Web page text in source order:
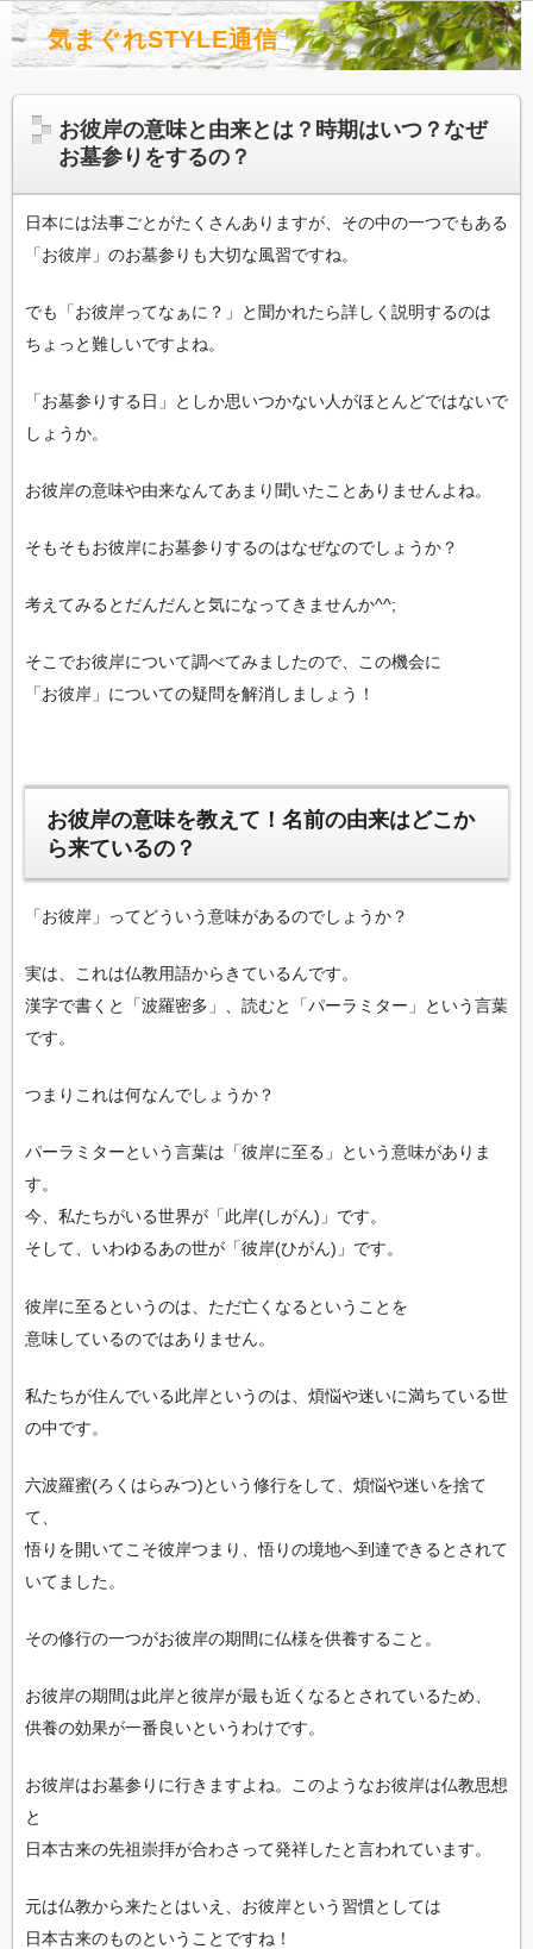
気まぐれSTYLE通信
お彼岸の意味と由来とは？時期はいつ？なぜ
お墓参りをするの？
日本には法事ごとがたくさんありますが、その中の一つでもある
「お彼岸」のお墓参りも大切な風習ですね。
でも「お彼岸ってなぁに？」と聞かれたら詳しく説明するのは
ちょっと難しいですよね。
「お墓参りする日」としか思いつかない人がほとんどではないで
しょうか。
お彼岸の意味や由来なんてあまり聞いたことありませんよね。
そもそもお彼岸にお墓参りするのはなぜなのでしょうか？
考えてみるとだんだんと気になってきませんか^^;
そこでお彼岸について調べてみましたので、この機会に
「お彼岸」についての疑問を解消しましょう！
お彼岸の意味を教えて！名前の由来はどこか
ら来ているの？
「お彼岸」ってどういう意味があるのでしょうか？
実は、これは仏教用語からきているんです。
漢字で書くと「波羅密多」、読むと「パーラミター」という言葉
です。
つまりこれは何なんでしょうか？
パーラミターという言葉は「彼岸に至る」という意味がありま
す。
今、私たちがいる世界が「此岸(しがん)」です。
そして、いわゆるあの世が「彼岸(ひがん)」です。
彼岸に至るというのは、ただ亡くなるということを
意味しているのではありません。
私たちが住んでいる此岸というのは、煩悩や迷いに満ちている世
の中です。
六波羅蜜(ろくはらみつ)という修行をして、煩悩や迷いを捨て
て、
悟りを開いてこそ彼岸つまり、悟りの境地へ到達できるとされて
いてました。
その修行の一つがお彼岸の期間に仏様を供養すること。
お彼岸の期間は此岸と彼岸が最も近くなるとされているため、
供養の効果が一番良いというわけです。
お彼岸はお墓参りに行きますよね。このようなお彼岸は仏教思想
と
日本古来の先祖崇拝が合わさって発祥したと言われています。
元は仏教から来たとはいえ、お彼岸という習慣としては
日本古来のものということですね！